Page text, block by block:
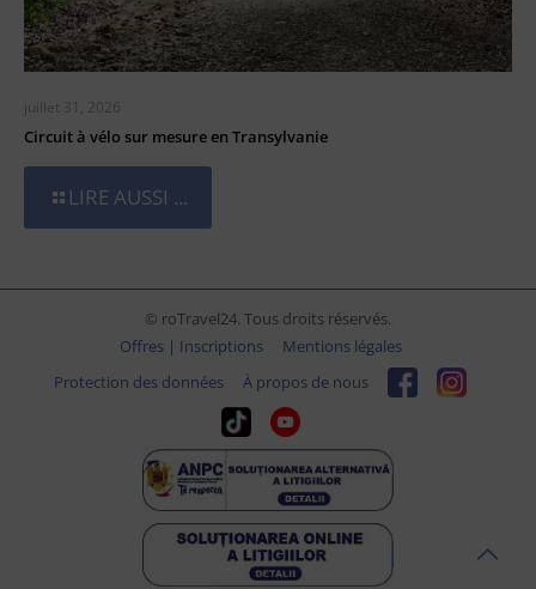
juillet 31, 2026
Circuit à vélo sur mesure en Transylvanie
LIRE AUSSI ...
© roTravel24. Tous droits réservés.
Offres | Inscriptions
Mentions légales
Protection des données
À propos de nous